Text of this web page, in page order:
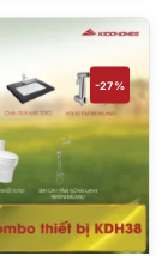
32.008.000 ₫.
22.620.000 ₫.
-27%